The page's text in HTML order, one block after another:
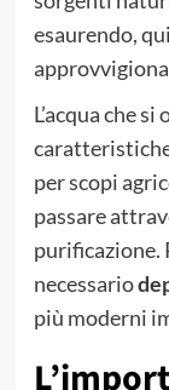
esaurendo,
L’acqua che
per scopi
passare
purificazione.
necessario
più moderni